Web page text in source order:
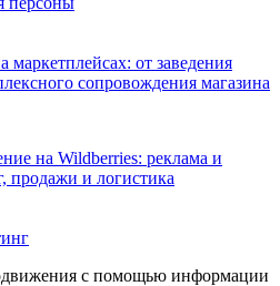
от заведения
сопровождения магазина
на Wildberries: реклама и
продажи и логистика
с помощью информации